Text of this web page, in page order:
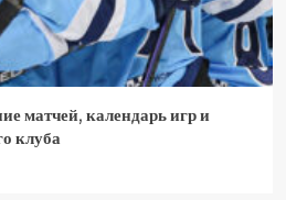
матчей, календарь игр и
клуба